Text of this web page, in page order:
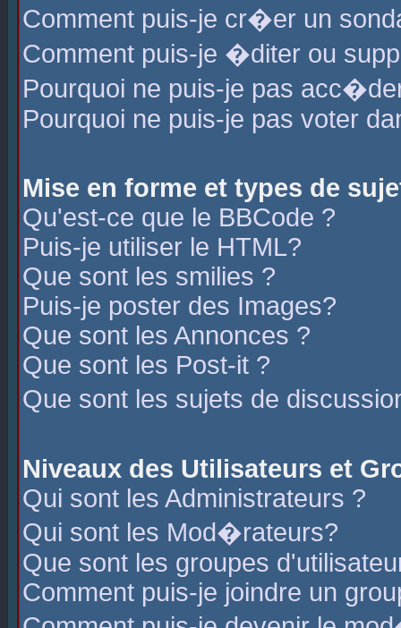
Comment puis-je cr�er un
Comment puis-je �diter ou
Pourquoi ne puis-je pas
Pourquoi ne puis-je pas voter
Mise en forme et types de
Qu'est-ce que le BBCode ?
Puis-je utiliser le HTML?
Que sont les smilies ?
Puis-je poster des Images?
Que sont les Annonces ?
Que sont les Post-it ?
Que sont les sujets de
Niveaux des Utilisateurs et
Qui sont les Administrateurs ?
Qui sont les Mod�rateurs?
Que sont les groupes
Comment puis-je joindre un